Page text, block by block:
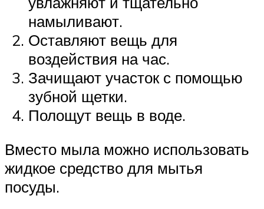
намыливают.
Оставляют вещь для
воздействия на час.
Зачищают участок с помощью
зубной щетки.
Полощут вещь в воде.
Вместо мыла можно использовать
жидкое средство для мытья
посуды.